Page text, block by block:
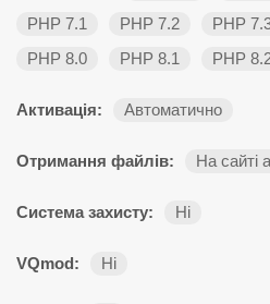
PHP 7.1
PHP 7.2 PHP
PHP 8.0
PHP 8.1 PHP
Активація: Автоматично
Отримання файлів: На сайті
Система захисту: Ні
VQmod: Ні